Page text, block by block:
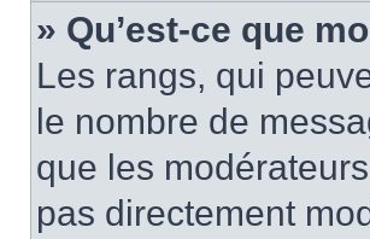
» Qu’est-ce que
Les rangs, qui
le nombre de
que les
pas directement